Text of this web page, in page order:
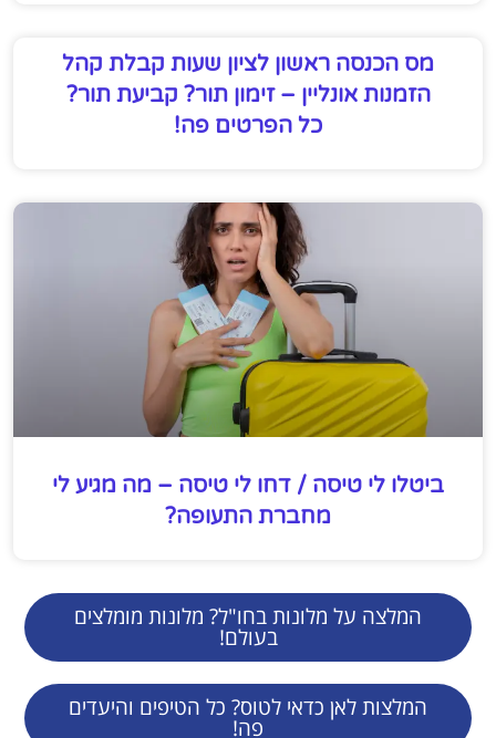
מס הכנסה ראשון לציון שעות קבלת קהל
הזמנות אונליין – זימון תור? קביעת תור?
כל הפרטים פה!
ביטלו לי טיסה / דחו לי טיסה – מה מגיע לי
מחברת התעופה?
המלצה על מלונות בחו"ל? מלונות מומלצים
בעולם!
המלצות לאן כדאי לטוס? כל הטיפים והיעדים
פה!